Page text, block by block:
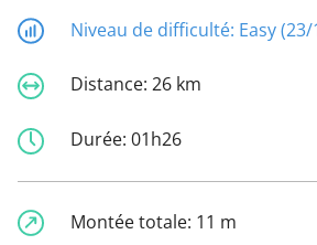
Niveau de difficulté: Easy (23/
Distance: 26 km
Durée: 01h26
Montée totale: 11 m